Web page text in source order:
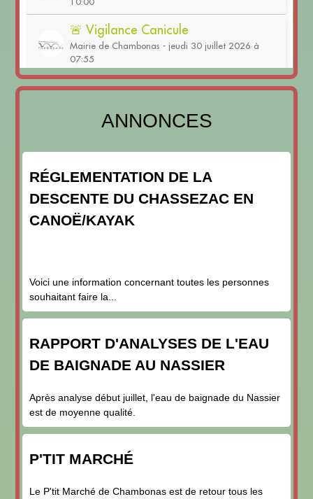
ANNONCES
RÉGLEMENTATION DE LA
DESCENTE DU CHASSEZAC EN
CANOË/KAYAK
Voici une information concernant toutes les personnes
souhaitant faire la...
RAPPORT D'ANALYSES DE L'EAU
DE BAIGNADE AU NASSIER
Après analyse début juillet, l'eau de baignade du Nassier
est de moyenne qualité.
P'TIT MARCHÉ
Le P'tit Marché de Chambonas est de retour tous les